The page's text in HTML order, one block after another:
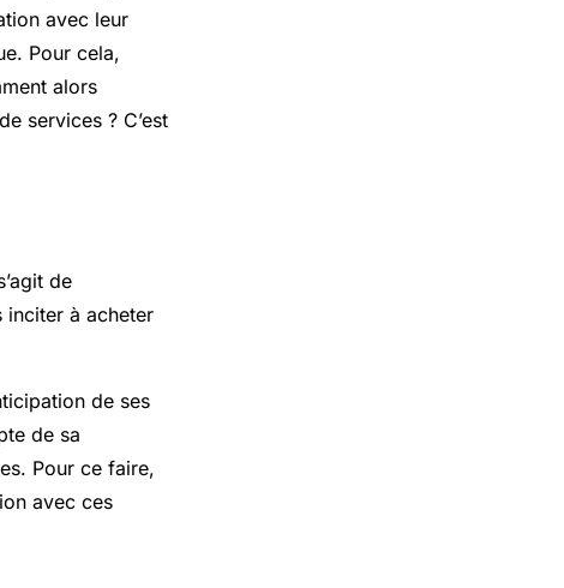
avec leur
Pour cela,
alors
services ? C’est
de
inciter à acheter
de ses
de sa
Pour ce faire,
avec ces